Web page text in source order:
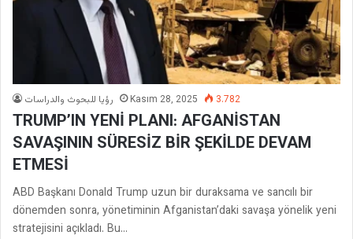
رؤيا للبحوث والدراسات Kasım 28, 2025 3.782
TRUMP’IN YENİ PLANI: AFGANİSTAN
SAVAŞININ SÜRESİZ BİR ŞEKİLDE DEVAM
ETMESİ
ABD Başkanı Donald Trump uzun bir duraksama ve sancılı bir
dönemden sonra, yönetiminin Afganistan’daki savaşa yönelik yeni
stratejisini açıkladı. Bu…